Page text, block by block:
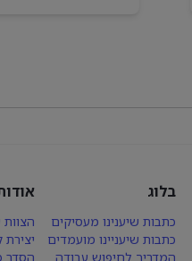
בלוג
כתבות שיענינו מעסיקים
כתבות שיעניינו מועמדים
המדריך לחיפוש עבודה
הצוות
הסדר